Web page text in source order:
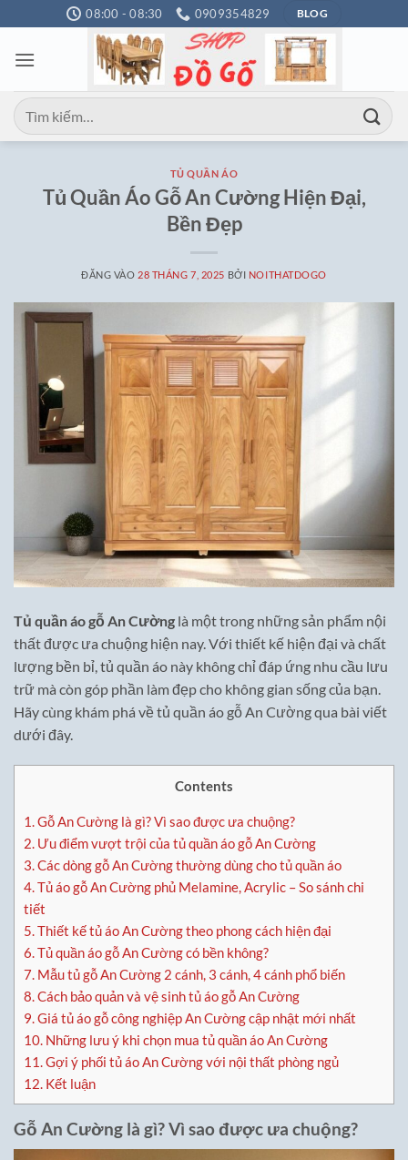
qua
nội
08:00 - 08:30 0909354829 BLOG
Tìm
kiếm:
TỦ QUẦN ÁO
Tủ Quần Áo Gỗ An Cường Hiện Đại,
Bền Đẹp
ĐĂNG VÀO 28 THÁNG 7, 2025 BỞI NOITHATDOGO
Tủ quần áo gỗ An Cường là một trong những sản phẩm nội
thất được ưa chuộng hiện nay. Với thiết kế hiện đại và chất
lượng bền bỉ, tủ quần áo này không chỉ đáp ứng nhu cầu lưu
trữ mà còn góp phần làm đẹp cho không gian sống của bạn.
Hãy cùng khám phá về tủ quần áo gỗ An Cường qua bài viết
dưới đây.
Contents
1.Gỗ An Cường là gì? Vì sao được ưa chuộng?
2. Ưu điểm vượt trội của tủ quần áo gỗ An Cường
3.Các dòng gỗ An Cường thường dùng cho tủ quần áo
4.Tủ áo gỗ An Cường phủ Melamine, Acrylic – So sánh chi
tiết
5.Thiết kế tủ áo An Cường theo phong cách hiện đại
6.Tủ quần áo gỗ An Cường có bền không?
7. Mẫu tủ gỗ An Cường 2 cánh, 3 cánh, 4 cánh phổ biến
8.Cách bảo quản và vệ sinh tủ áo gỗ An Cường
9.Giá tủ áo gỗ công nghiệp An Cường cập nhật mới nhất
10. Những lưu ý khi chọn mua tủ quần áo An Cường
11.Gợi ý phối tủ áo An Cường với nội thất phòng ngủ
12. Kết luận
Gỗ An Cường là gì? Vì sao được ưa chuộng?